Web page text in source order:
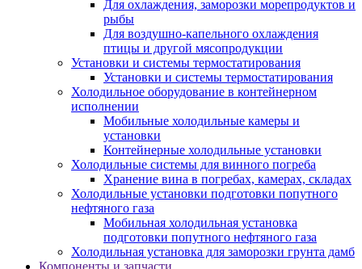
Для охлаждения, заморозки морепродуктов и
рыбы
Для воздушно-капельного охлаждения
птицы и другой мясопродукции
Установки и системы термостатирования
Установки и системы термостатирования
Холодильное оборудование в контейнерном
исполнении
Мобильные холодильные камеры и
установки
Контейнерные холодильные установки
Холодильные системы для винного погреба
Хранение вина в погребах, камерах, складах
Холодильные установки подготовки попутного
нефтяного газа
Мобильная холодильная установка
подготовки попутного нефтяного газа
Холодильная установка для заморозки грунта дамб
Компоненты и запчасти